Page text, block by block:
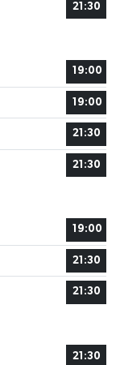
21:30
19:00
19:00
21:30
21:30
19:00
21:30
21:30
21:30